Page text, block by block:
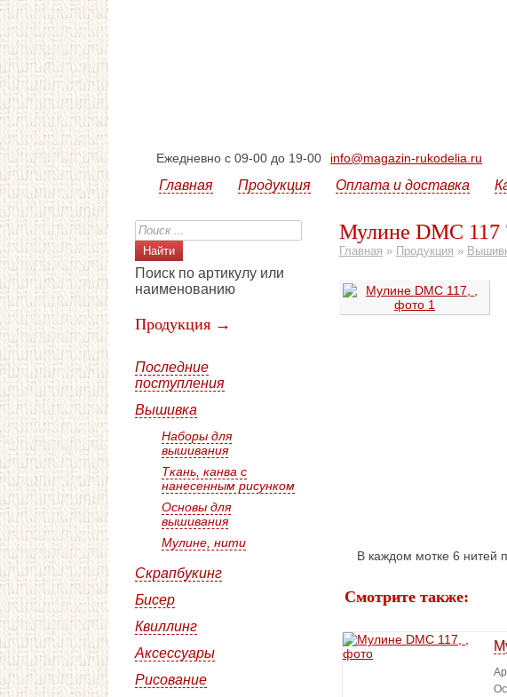
Ежедневно с 09-00 до 19-00 info@magazin-rukodelia.ru
Главная Продукция Оплата и доставка
Поиск по артикулу или
наименованию
Продукция →
Последние
поступления
Вышивка
Наборы для
вышивания
Ткань, канва с
нанесенным рисунком
Основы для
вышивания
Мулине, нити
Скрапбукинг
Бисер
Квиллинг
Аксессуары
Рисование
Мулине DMC 117
Главная » Продукция »
В каждом мотке 6 нитей
Смотрите также: